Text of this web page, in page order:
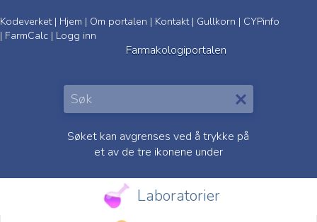
Kodeverket | Hjem | Om portalen | Kontakt | Gullkorn | CYPinfo
| FarmCalc | Logg inn
Farmakologiportalen
Søket kan avgrenses ved å trykke på
et av de tre ikonene under
Laboratorier